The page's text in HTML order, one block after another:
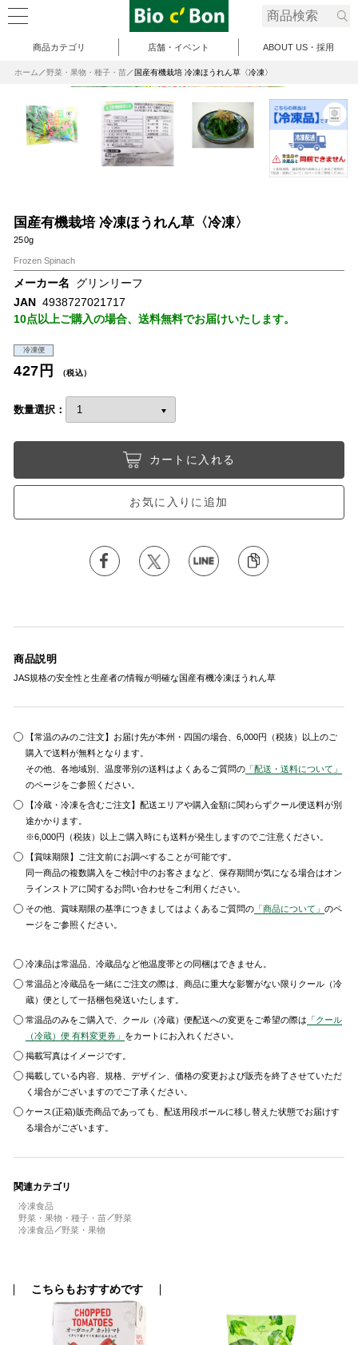
商品カテゴリ 店舗・イベント ABOUT US・採用
ホーム 野菜・果物・種子・苗 国産有機栽培 冷凍ほうれん草〈冷凍〉
国産有機栽培 冷凍ほうれん草〈冷凍〉
250g
Frozen Spinach
メーカー名
グリンリーフ
JAN 4938727021717
10点以上ご購入の場合、送料無料でお届けいたします。
冷凍便
427円 （税込）
数量選択：
カートに入れる
お気に入りに追加
商品説明
JAS規格の安全性と生産者の情報が明確な国産有機冷凍ほうれん草
【常温のみのご注文】お届け先が本州・四国の場合、6,000円（税抜）以上のご
購入で送料が無料となります。
その他、各地域別、温度帯別の送料はよくあるご質問の 「配送・送料について」
のページをご参照ください。
【冷蔵・冷凍を含むご注文】配送エリアや購入金額に関わらずクール便送料が別
途かかります。
※6,000円（税抜）以上ご購入時にも送料が発生しますのでご注意ください。
【賞味期限】ご注文前にお調べすることが可能です。
同一商品の複数購入をご検討中のお客さまなど、保存期間が気になる場合はオン
ラインストアに関するお問い合わせをご利用ください。
その他、賞味期限の基準につきましてはよくあるご質問の 「商品について」のペ
ージをご参照ください。
冷凍品は常温品、冷蔵品など他温度帯との同梱はできません。
常温品と冷蔵品を一緒にご注文の際は、商品に重大な影響がない限りクール（冷
蔵）便として一括梱包発送いたします。
常温品のみをご購入で、クール（冷蔵）便配送への変更をご希望の際は 「クール
（冷蔵）便 有料変更券」 をカートにお入れください。
掲載写真はイメージです。
掲載している内容、規格、デザイン、価格の変更および販売を終了させていただ
く場合がございますのでご了承ください。
ケース(正箱)販売商品であっても、配送用段ボールに移し替えた状態でお届けす
る場合がございます。
関連カテゴリ
冷凍食品
野菜・果物・種子・苗
野菜
冷凍食品
野菜・果物
こちらもおすすめです